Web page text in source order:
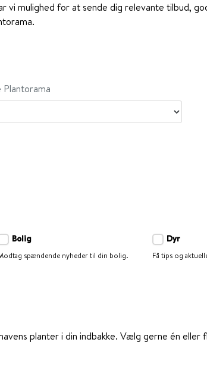
vi mulighed for at sende dig relevante tilbud,
Bolig
spændende nyheder til din bolig.
Dyr
Få tips og
planter i din indbakke. Vælg gerne én eller